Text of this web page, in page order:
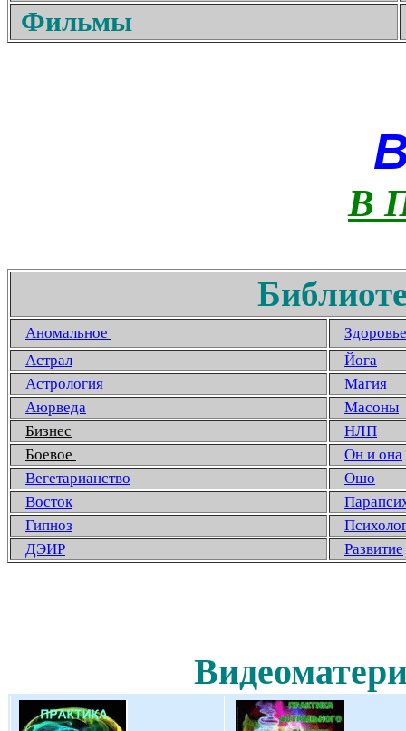
Фильмы
В
Аномальное
Здоровье
Астрал
Йога
Астрология
Магия
Аюрведа
Масоны
Бизнес
НЛП
Боевое
Он и она
Вегетарианство
Ошо
Восток
Гипноз
ДЭИР
Развитие